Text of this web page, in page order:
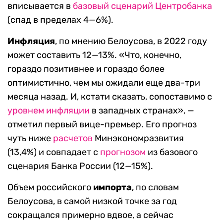
вписывается в базовый сценарий Центробанка
(спад в пределах 4—6%).
Инфляция, по мнению Белоусова, в 2022 году
может составить 12—13%. «Что, конечно,
гораздо позитивнее и гораздо более
оптимистично, чем мы ожидали еще два-три
месяца назад. И, кстати сказать, сопоставимо с
уровнем инфляции в западных странах», —
отметил первый вице-премьер. Его прогноз
чуть ниже расчетов Минэкономразвития
(13,4%) и совпадает с прогнозом из базового
сценария Банка России (12—15%).
Объем российского импорта, по словам
Белоусова, в самой низкой точке за год
сокращался примерно вдвое, а сейчас